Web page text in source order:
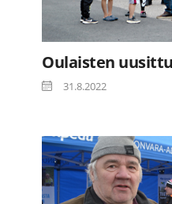
Oulaisten
31.8.2022